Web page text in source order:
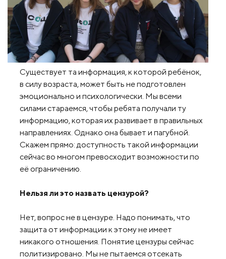
Существует та информация, к которой ребёнок,
в силу возраста, может быть не подготовлен
эмоционально и психологически. Мы всеми
силами стараемся, чтобы ребята получали ту
информацию, которая их развивает в правильных
направлениях. Однако она бывает и пагубной.
Скажем прямо: доступность такой информации
сейчас во многом превосходит возможности по
её ограничению.
Нельзя ли это назвать цензурой?
Нет, вопрос не в цензуре. Надо понимать, что
защита от информации к этому не имеет
никакого отношения. Понятие цензуры сейчас
политизировано. Мы не пытаемся отсекать